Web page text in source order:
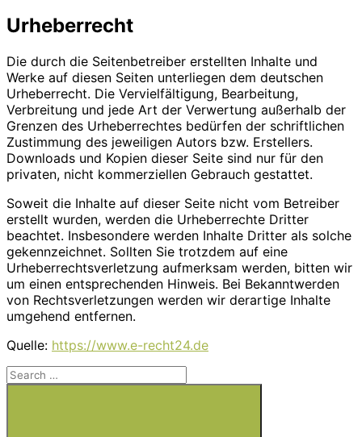
Urheberrecht
Die durch die Seitenbetreiber erstellten Inhalte und
Werke auf diesen Seiten unterliegen dem deutschen
Urheberrecht. Die Vervielfältigung, Bearbeitung,
Verbreitung und jede Art der Verwertung außerhalb der
Grenzen des Urheberrechtes bedürfen der schriftlichen
Zustimmung des jeweiligen Autors bzw. Erstellers.
Downloads und Kopien dieser Seite sind nur für den
privaten, nicht kommerziellen Gebrauch gestattet.
Soweit die Inhalte auf dieser Seite nicht vom Betreiber
erstellt wurden, werden die Urheberrechte Dritter
beachtet. Insbesondere werden Inhalte Dritter als solche
gekennzeichnet. Sollten Sie trotzdem auf eine
Urheberrechtsverletzung aufmerksam werden, bitten wir
um einen entsprechenden Hinweis. Bei Bekanntwerden
von Rechtsverletzungen werden wir derartige Inhalte
umgehend entfernen.
Quelle: https://www.e-recht24.de
Search
for: